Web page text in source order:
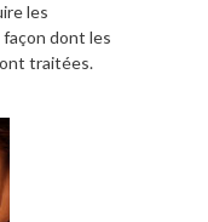
les
façon dont les
traitées.